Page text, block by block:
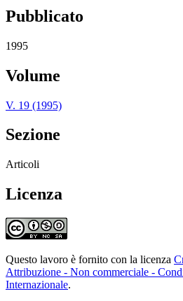
Pubblicato
1995
Volume
V. 19 (1995)
Sezione
Articoli
Licenza
Questo lavoro è fornito con la licenza
Attribuzione - Non commerciale -
Internazionale.